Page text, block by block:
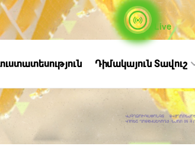
Live
Դիմակայուն Տավուշ